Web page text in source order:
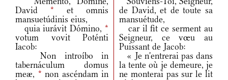
David * et omnis
mansuetúdinis eius,
de David, et de toute sa
mansuétude,
quia iurávit Dómino, *
votum vovit Poténti
Iacob:
car il fit ce serment au
Seigneur, ce vœu au
Puissant de Jacob:
Non introíbo in
tabernáculum domus
meæ, * non ascéndam in
« Je n'entrerai pas dans
la tente où je demeure, je
ne monterai pas sur le lit